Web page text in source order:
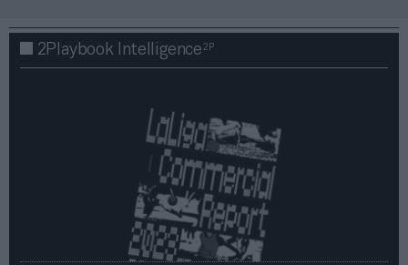
2Playbook Intelligence2P